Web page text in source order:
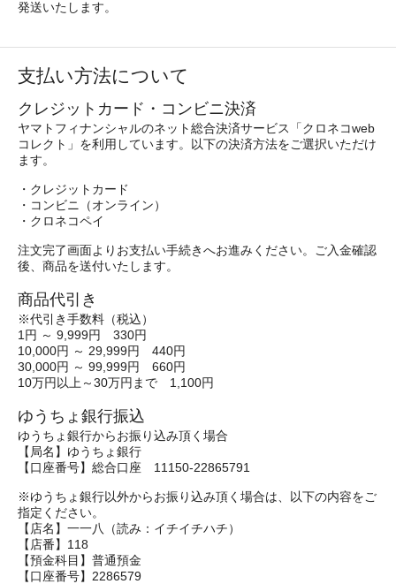
発送いたします。
支払い方法について
クレジットカード・コンビニ決済
ヤマトフィナンシャルのネット総合決済サービス「クロネコweb
コレクト」を利用しています。以下の決済方法をご選択いただけ
ます。
・クレジットカード
・コンビニ（オンライン）
・クロネコペイ
注文完了画面よりお支払い手続きへお進みください。ご入金確認
後、商品を送付いたします。
商品代引き
※代引き手数料（税込）
1円 ～ 9,999円 330円
10,000円 ～ 29,999円 440円
30,000円 ～ 99,999円 660円
10万円以上～30万円まで 1,100円
ゆうちょ銀行振込
ゆうちょ銀行からお振り込み頂く場合
【局名】ゆうちょ銀行
【口座番号】総合口座 11150-22865791
※ゆうちょ銀行以外からお振り込み頂く場合は、以下の内容をご
指定ください。
【店名】一一八（読み：イチイチハチ）
【店番】118
【預金科目】普通預金
【口座番号】2286579